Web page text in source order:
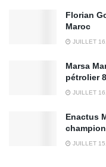
Florian
Maroc
JUILLET
Marsa
pétrolier
JUILLET
Enactus
JUILLET